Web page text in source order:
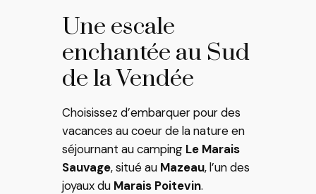
Une escale
enchantée au Sud
de la Vendée
Choisissez d’embarquer pour des
vacances au coeur de la nature en
séjournant au camping Le Marais
Sauvage, situé au Mazeau, l’un des
joyaux du Marais Poitevin.